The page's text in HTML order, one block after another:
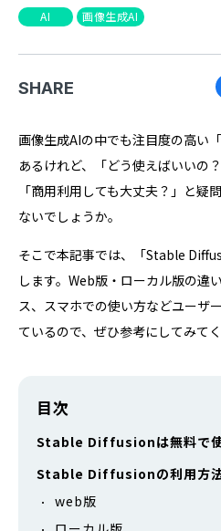
広告掲載に関する規約
特定商取引法に基づく表記
プライバシーポリシー
AI 画像生成AI
SHARE
画像生成AIの中でも注目度の高い
あるけれど、「どう使えばいいの
「商用利用しても大丈夫？」と疑
ないでしょうか。
そこで本記事では、「Stable
します。Web版・ローカル版の違
ス、スマホでの使い方などユーザ
ているので、ぜひ参考にしてみてく
目次
Stable Diffusionは無料で
Stable Diffusionの利用方法
web版